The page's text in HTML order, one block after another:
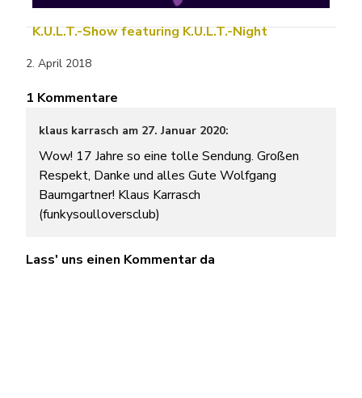
K.U.L.T.-Show featuring K.U.L.T.-Night
2. April 2018
1 Kommentare
klaus karrasch am 27. Januar 2020:
Wow! 17 Jahre so eine tolle Sendung. Großen
Respekt, Danke und alles Gute Wolfgang
Baumgartner! Klaus Karrasch
(funkysoulloversclub)
Lass' uns einen Kommentar da